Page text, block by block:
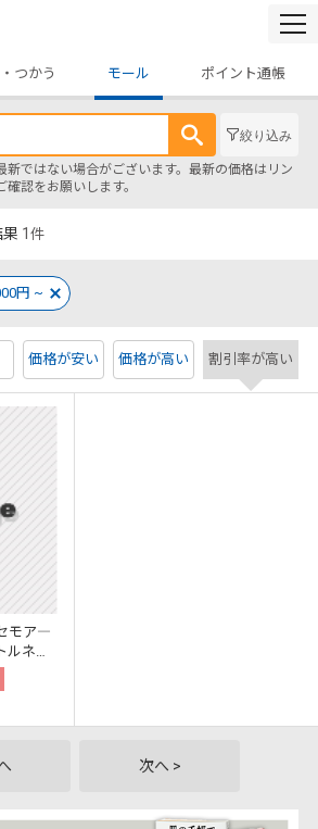
つかう モール ポイント通帳
絞り込み
ではない場合がございます。最新の価格はリン
認をお願いします。
果 1 件
円 ~
価格が安い 価格が高い 割引率が高い
モア―
ネッ
・
次へ >